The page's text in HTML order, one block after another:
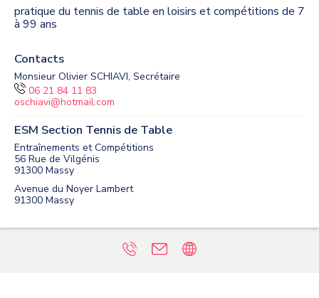
pratique du tennis de table en loisirs et compétitions de 7
Contacts
Monsieur Olivier SCHIAVI, Secrétaire
06 21 84 11 83
oschiavi@hotmail.com
ESM Section Tennis de Table
Entraînements et Compétitions
56 Rue de Vilgénis
91300 Massy
Avenue du Noyer Lambert
91300 Massy